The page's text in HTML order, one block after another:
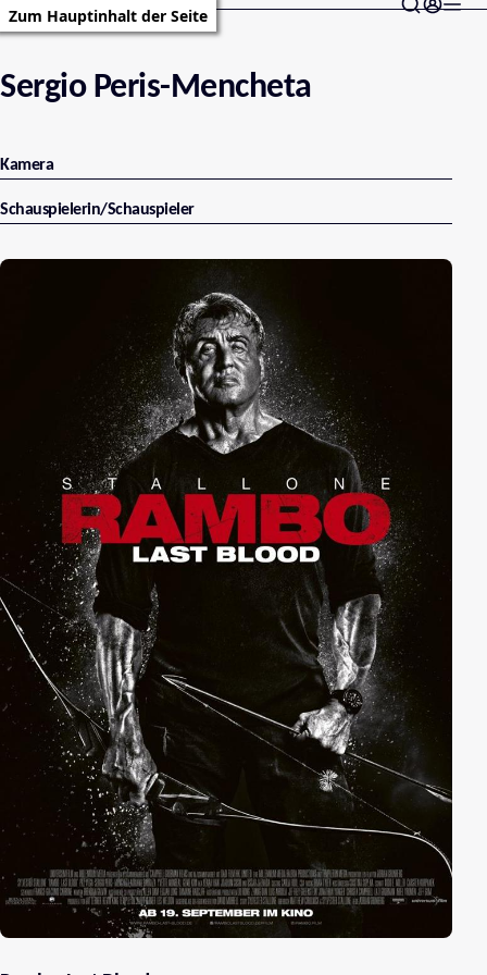
Zum Hauptinhalt der Seite
Sergio Peris-Mencheta
Kamera
Schauspielerin/Schauspieler